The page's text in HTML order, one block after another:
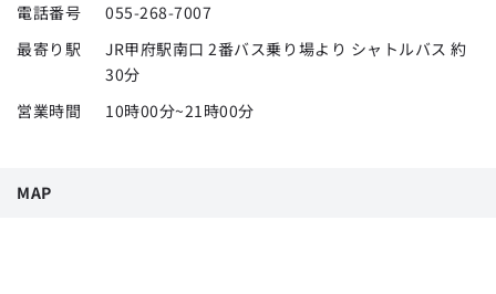
電話番号
055-268-7007
最寄り駅
JR甲府駅南口 2番バス乗り場より シャトルバス 約
30分
営業時間
10時00分~21時00分
MAP